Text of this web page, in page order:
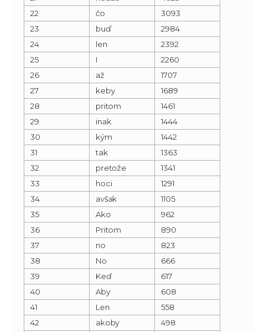
22
čo
3093
23
buď
2984
24
len
2392
25
I
2260
26
až
1707
27
keby
1689
28
pritom
1461
29
inak
1444
30
kým
1442
31
tak
1363
32
pretože
1341
33
hoci
1291
34
avšak
1105
35
Ako
962
36
Pritom
890
37
no
823
38
No
666
39
Keď
617
40
Aby
608
41
Len
558
42
akoby
498